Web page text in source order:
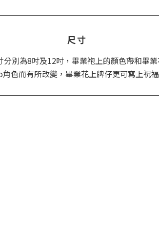
尺寸
分別為8吋及12吋，畢業袍上的顏色帶和畢
色而有所改變，畢業花上牌仔更可寫上祝